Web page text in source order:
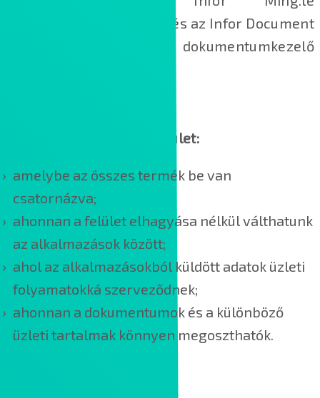
csapatmunkatámogatás és az Infor Document
Management dokumentumkezelő
Az Infor OS egy közös felület:
amelybe az összes termék be van
csatornázva;
ahonnan a felület elhagyása nélkül válthatunk
az alkalmazások között;
ahol az alkalmazásokból küldött adatok üzleti
folyamatokká szerveződnek;
ahonnan a dokumentumok és a különböző
üzleti tartalmak könnyen megoszthatók.